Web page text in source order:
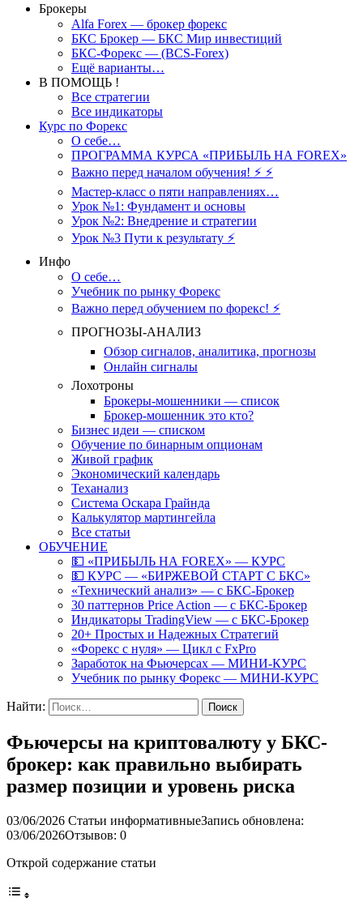
Брокеры
Alfa Forex — брокер форекс
БКС Брокер — БКС Мир инвестиций
БКС-Форекс — (BCS-Forex)
Ещё варианты…
В ПОМОЩЬ !
Все стратегии
Все индикаторы
Курс по Форекс
О себе…
ПРОГРАММА КУРСА «ПРИБЫЛЬ НА FOREX»
Важно перед началом обучения! ⚡ ⚡
Мастер-класс о пяти направлениях…
Урок №1: Фундамент и основы
Урок №2: Внедрение и стратегии
Урок №3 Пути к результату ⚡️
Инфо
О себе…
Учебник по рынку Форекс
Важно перед обучением по форекс! ⚡
ПРОГНОЗЫ-АНАЛИЗ
Обзор сигналов, аналитика, прогнозы
Онлайн сигналы
Лохотроны
Брокеры-мошенники — список
Брокер-мошенник это кто?
Бизнес идеи — списком
Обучение по бинарным опционам
Живой график
Экономический календарь
Теханализ
Система Оскара Грайнда
Калькулятор мартингейла
Все статьи
ОБУЧЕНИЕ
💵 «ПРИБЫЛЬ НА FOREX» — КУРС
💵 КУРС — «БИРЖЕВОЙ СТАРТ С БКС»
«Технический анализ» — с БКС-Брокер
30 паттернов Price Action — с БКС-Брокер
Индикаторы TradingView — с БКС-Брокер
20+ Простых и Надежных Стратегий
«Форекс с нуля» — Цикл с FxPro
Заработок на Фьючерсах — МИНИ-КУРС
Учебник по рынку Форекс — МИНИ-КУРС
Найти:
Фьючерсы на криптовалюту у БКС-
брокер: как правильно выбирать
размер позиции и уровень риска
03/06/2026 Статьи информативныеЗапись обновлена:
03/06/2026Отзывов: 0
Открой содержание статьи